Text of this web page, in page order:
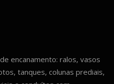
encanamento: ralos, vasos
tanques, colunas prediais,